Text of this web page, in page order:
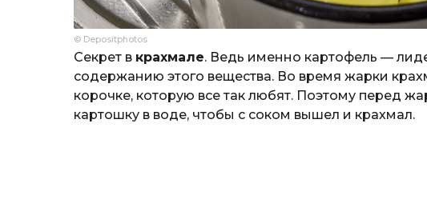
© Depositphotos
Секрет в крахмале. Ведь именно картофель —
содержанию этого вещества. Во время жарки
корочке, которую все так любят. Поэтому перед
картошку в воде, чтобы с соком вышел и крахмал.